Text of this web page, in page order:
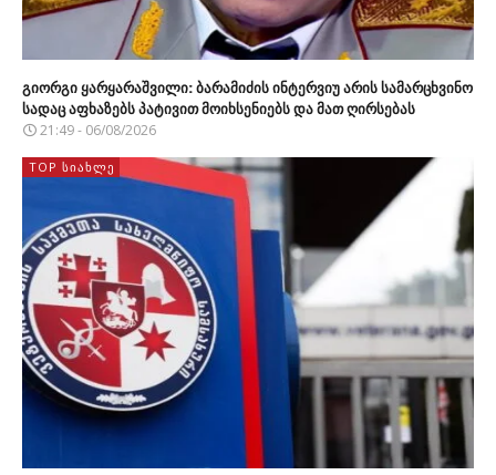
გიორგი ყარყარაშვილი: ბარამიძის ინტერვიუ არის სამარცხვინო
სადაც აფხაზებს პატივით მოიხსენიებს და მათ ღირსებას
21:49 - 06/08/2026
TOP ᲡᲘᲐᲮᲚᲔ